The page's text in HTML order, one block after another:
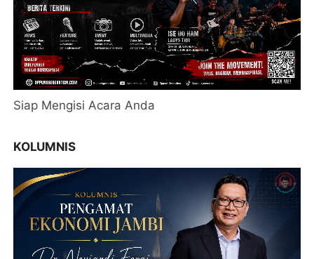
Siap Mengisi Acara Anda
KOLUMNIS